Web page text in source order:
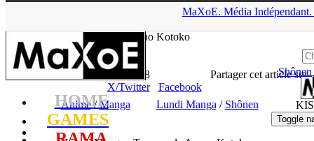
MaXoE. Média Indépendant.
HOME
GAMES
Shônen
Toggle
Ayano Kotoko
- 11.05.26, 16:18
Partager cet article sur
X/Twitter
Facebook
Anime/Manga Lundi Manga / Shônen